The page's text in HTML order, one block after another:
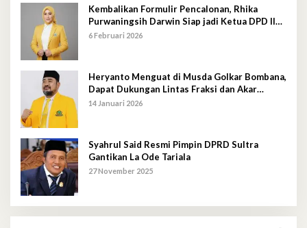
Kembalikan Formulir Pencalonan, Rhika
Purwaningsih Darwin Siap jadi Ketua DPD II
Golkar Mubar
6 Februari 2026
Heryanto Menguat di Musda Golkar Bombana,
Dapat Dukungan Lintas Fraksi dan Akar
Rumput
14 Januari 2026
Syahrul Said Resmi Pimpin DPRD Sultra
Gantikan La Ode Tariala
27 November 2025